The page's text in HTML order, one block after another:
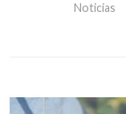
Noticias